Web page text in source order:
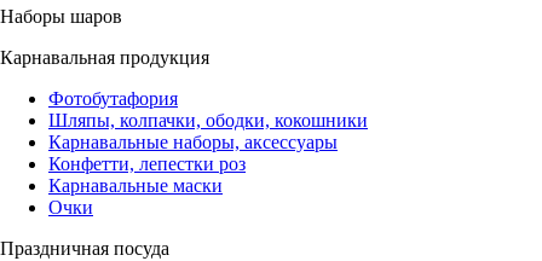
Наборы шаров
Карнавальная продукция
Фотобутафория
Шляпы, колпачки, ободки, кокошники
Карнавальные наборы, аксессуары
Конфетти, лепестки роз
Карнавальные маски
Очки
Праздничная посуда